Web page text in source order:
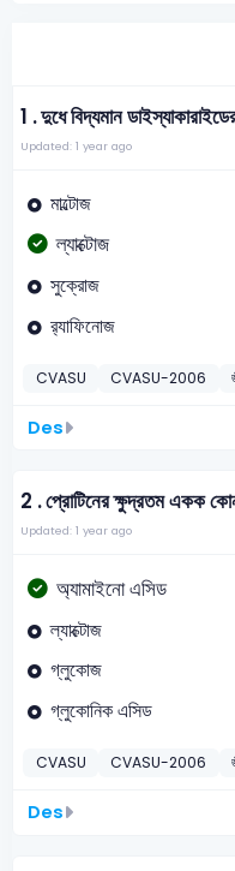
1 .দুধে বিদ্যমান
Updated: 1 year ago
মাল্টোজ
ল্যাক্টোজ
সুক্রোজ
র‌্যাফিনোজ
CVASU CVASU-2006
Des
2 .প্রোটিনের ক্ষুদ্রতম একক
Updated: 1 year ago
অ্যামাইনো এসিড
ল্যাক্টোজ
গ্লুকোজ
গ্লুকোনিক এসিড
CVASU CVASU-2006
Des